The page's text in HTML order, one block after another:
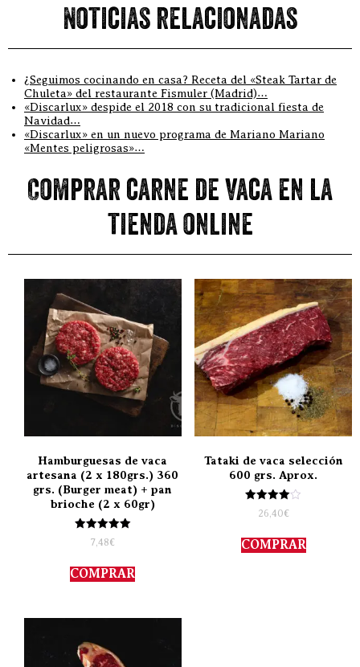
Noticias relacionadas
¿Seguimos cocinando en casa? Receta del «Steak Tartar de
Chuleta» del restaurante Fismuler (Madrid)…
«Discarlux» despide el 2018 con su tradicional fiesta de
Navidad…
«Discarlux» en un nuevo programa de Mariano Mariano
«Mentes peligrosas»…
Comprar carne de vaca en la
tienda online
Hamburguesas de vaca
artesana (2 x 180grs.) 360
grs. (Burger meat) + pan
brioche (2 x 60gr)
Valorado
con
de 5
7,48€
COMPRAR
Tataki de vaca selección
600 grs. Aprox.
Valorado
con
de 5
26,40€
COMPRAR